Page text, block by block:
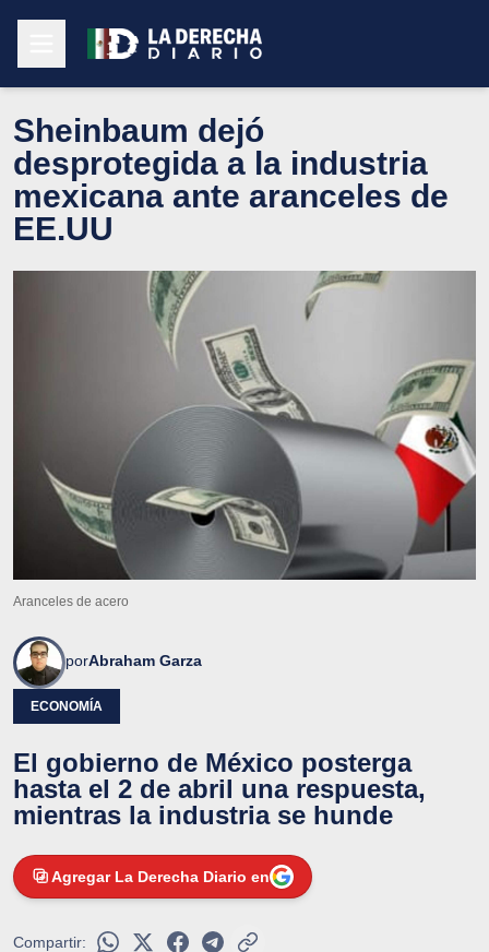
Sheinbaum dejó
desprotegida a la industria
mexicana ante aranceles de
EE.UU
Aranceles de acero
porAbraham Garza
ECONOMÍA
El gobierno de México posterga
hasta el 2 de abril una respuesta,
mientras la industria se hunde
Agregar La Derecha Diario en
Compartir: